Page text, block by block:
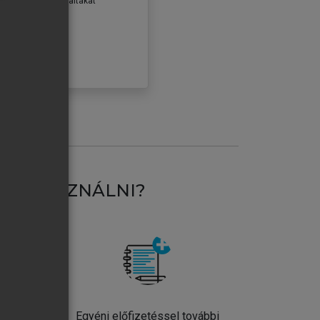
HASZNÁLNI?
Egyéni előfizetéssel további